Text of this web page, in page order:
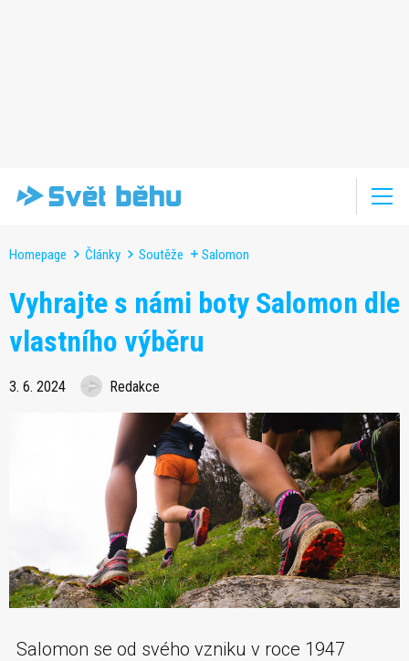
Homepage Články Soutěže Salomon
Vyhrajte s námi boty Salomon dle
vlastního výběru
3. 6. 2024 Redakce
Salomon se od svého vzniku v roce 1947